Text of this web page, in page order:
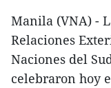
Manila (VNA) -
Relaciones
Naciones del
celebraron hoy